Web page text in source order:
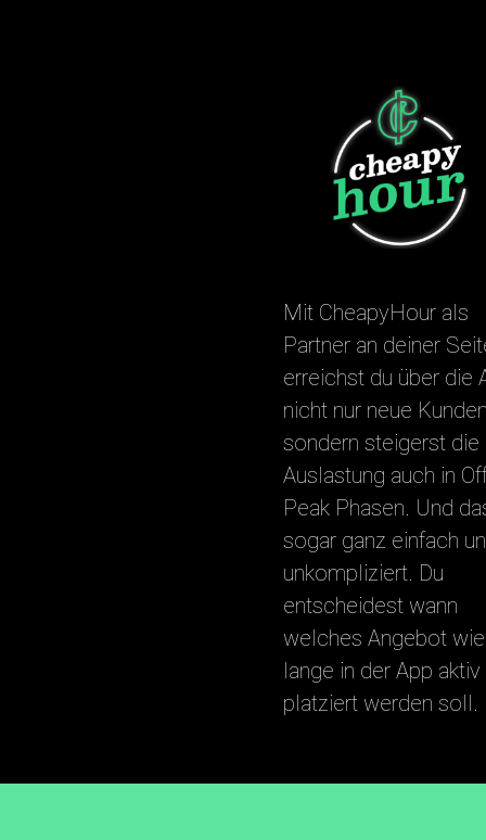
Mit CheapyHour als
Partner an deiner
erreichst du über die
nicht nur neue
sondern steigerst die
Auslastung auch in
Peak Phasen. Und
sogar ganz einfach
unkompliziert. Du
entscheidest wann
welches Angebot wie
lange in der App aktiv
platziert werden soll.